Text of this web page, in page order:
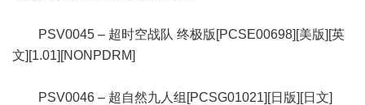
PSV0045 – 超时空战队 终极版[PCSE00698][美版][英
文][1.01][NONPDRM]
PSV0046 – 超自然九人组[PCSG01021][日版][日文]